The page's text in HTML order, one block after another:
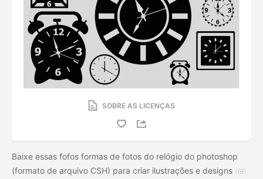
SOBRE AS LICENÇAS
Baixe essas fofos formas de fotos do relógio do photoshop
(formato de arquivo CSH) para criar ilustrações e designs